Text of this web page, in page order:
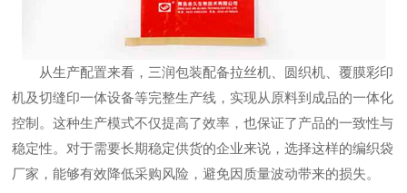
从生产配置来看，三润包装配备拉丝机、圆织机、覆膜彩印
机及切缝印一体设备等完整生产线，实现从原料到成品的一体化
控制。这种生产模式不仅提高了效率，也保证了产品的一致性与
稳定性。对于需要长期稳定供货的企业来说，选择这样的编织袋
厂家，能够有效降低采购风险，避免因质量波动带来的损失。